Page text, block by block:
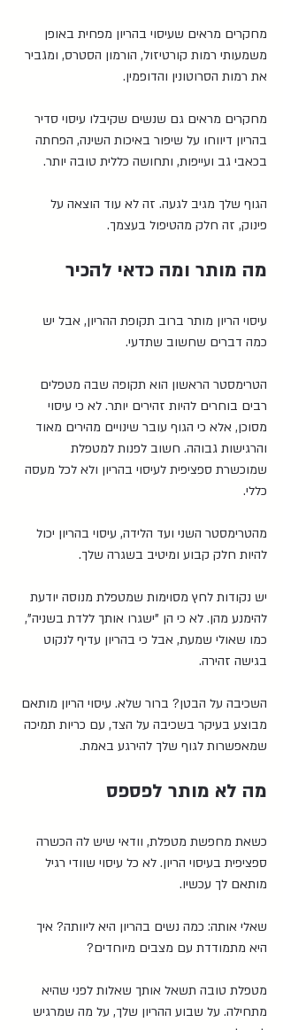
מחקרים מראים שעיסוי בהריון מפחית באופן
משמעותי רמות קורטיזול, הורמון הסטרס, ומגביר
את רמות הסרוטונין והדופמין.
מחקרים מראים גם שנשים שקיבלו עיסוי סדיר
בהריון דיווחו על שיפור באיכות השינה, הפחתה
בכאבי גב ועייפות, ותחושה כללית טובה יותר.
הגוף שלך מגיב לגעה. זה לא עוד הוצאה על
פינוק, זה חלק מהטיפול בעצמך.
מה מותר ומה כדאי להכיר
עיסוי הריון מותר ברוב תקופת ההריון, אבל יש
כמה דברים שחשוב שתדעי.
הטרימסטר הראשון הוא תקופה שבה מטפלים
רבים בוחרים להיות זהירים יותר. לא כי עיסוי
מסוכן, אלא כי הגוף עובר שינויים מהירים מאוד
והרגישות גבוהה. חשוב לפנות למטפלת
שמוכשרת ספציפית לעיסוי בהריון ולא לכל מעסה
כללי.
מהטרימסטר השני ועד הלידה, עיסוי בהריון יכול
להיות חלק קבוע ומיטיב בשגרה שלך.
יש נקודות לחץ מסוימות שמטפלת מנוסה יודעת
להימנע מהן. לא כי הן "ישגרו אותך ללדת בשניה",
כמו שאולי שמעת, אבל כי בהריון עדיף לנקוט
בגישה זהירה.
השכיבה על הבטן? ברור שלא. עיסוי הריון מותאם
מבוצע בעיקר בשכיבה על הצד, עם כריות תמיכה
שמאפשרות לגוף שלך להירגע באמת.
מה לא מותר לפספס
כשאת מחפשת מטפלת, וודאי שיש לה הכשרה
ספציפית בעיסוי הריון. לא כל עיסוי שוודי רגיל
מותאם לך עכשיו.
שאלי אותה: כמה נשים בהריון היא ליוותה? איך
היא מתמודדת עם מצבים מיוחדים?
מטפלת טובה תשאל אותך שאלות לפני שהיא
מתחילה. על שבוע ההריון שלך, על מה שמרגיש